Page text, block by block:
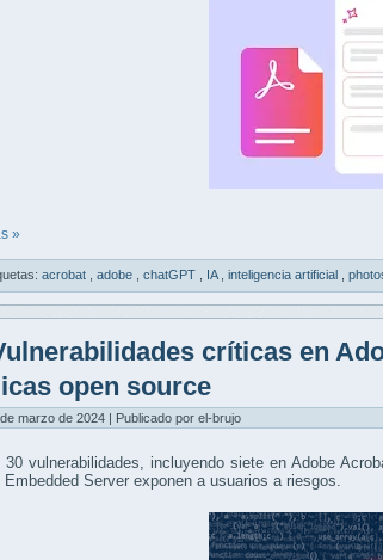
»
acrobat adobe chatGPT IA inteligencia artificial
críticas en
open source
marzo de 2024 | Publicado por el-brujo
30 vulnerabilidades, incluyendo siete en Adobe
Server exponen a usuarios a riesgos.